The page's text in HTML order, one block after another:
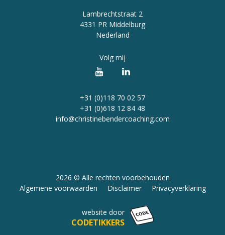
Lambrechtstraat 2
4331 PR Middelburg
Nederland
Volg mij
+31 (0)118 70 02 57
+31 (0)618 12 84 48
info@christinebendercoaching.com
2026 © Alle rechten voorbehouden
Algemene voorwaarden
Disclaimer Privacyverklaring
website door
CODETIKKERS